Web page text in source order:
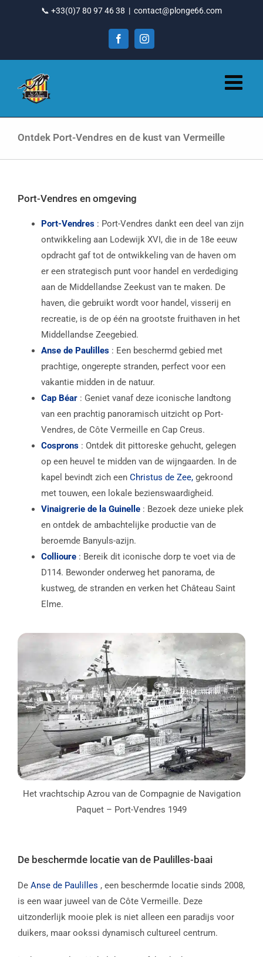
📞 +33(0)7 80 97 46 38 | contact@plonge66.com
FacebookInstagram
Ontdek Port-Vendres en de kust van Vermeille
Port-Vendres en omgeving
Port-Vendres: Port-Vendres dankt een deel van zijn
ontwikkeling aan Lodewijk XVI, die in de 18e eeuw
opdracht gaf tot de ontwikkeling van de haven om
er een strategisch punt voor handel en verdediging
aan de Middellandse Zeekust van te maken. De
haven, die gebruikt wordt voor handel, visserij en
recreatie, is de op één na grootste fruithaven in het
Middellandse Zeegebied.
Anse de Paulilles: Een beschermd gebied met
prachtige, ongerepte stranden, perfect voor een
vakantie midden in de natuur.
Cap Béar: Geniet vanaf deze iconische landtong
van een prachtig panoramisch uitzicht op Port-
Vendres, de Côte Vermeille en Cap Creus.
Cosprons: Ontdek dit pittoreske gehucht, gelegen
op een heuvel te midden van de wijngaarden. In de
kapel bevindt zich een Christus de Zee,gekroond
met touwen, een lokale bezienswaardigheid.
Vinaigrerie de la Guinelle: Bezoek deze unieke plek
en ontdek de ambachtelijke productie van de
beroemde Banyuls-azijn.
Collioure: Bereik dit iconische dorp te voet via de
D114. Bewonder onderweg het panorama, de
kustweg, de stranden en verken het Château Saint
Elme.
Het vrachtschip Azrou van de Compagnie de Navigation
Paquet – Port-Vendres 1949
De beschermde locatie van de Paulilles-baai
De Anse de Paulilles , een beschermde locatie sinds 2008,
is een waar juweel van de Côte Vermeille. Deze
uitzonderlijk mooie plek is niet alleen een paradijs voor
duikers, maar ookssi dynamisch cultureel centrum.